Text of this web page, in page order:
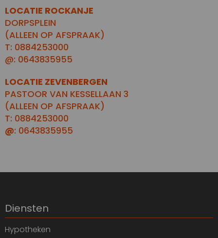
LOCATIE ROCKANJE
DORPSPLEIN
(ALLEEN OP AFSPRAAK)
T: 0884253000
@: 0643835955
LOCATIE ZEVENBERGEN
PASTOOR VAN KESSELLAAN 3
(ALLEEN OP AFSPRAAK)
T: 0884253000
@: 0643835955
Diensten
Hypotheken